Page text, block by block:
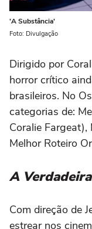
'A Substância'
Foto: Divulgação
Dirigido por
horror crítico
brasileiros. No
categorias de:
Coralie
Melhor Roteiro
A
Com direção de
estrear nos